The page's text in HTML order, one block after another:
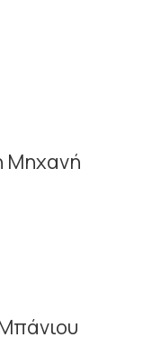
Μηχανή